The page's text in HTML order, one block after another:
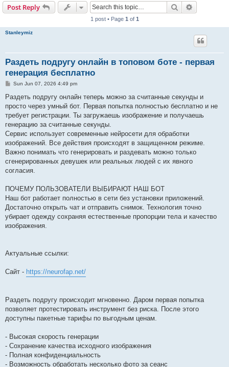
Post Reply Search
1 post • Page 1 of 1
Stanleymiz
Раздеть подругу онлайн в топовом боте - первая
генерация бесплатно
P
s
Sun Jun 07, 2026 4:49 pm
Раздеть подругу онлайн теперь можно за считанные секунды и
просто через умный бот. Первая попытка полностью бесплатно и не
требует регистрации. Ты загружаешь изображение и получаешь
генерацию за считанные секунды.
Сервис использует современные нейросети для обработки
изображений. Все действия происходят в защищенном режиме.
Важно понимать что генерировать и раздевать можно только
сгенерированных девушек или реальных людей с их явного
согласия.
ПОЧЕМУ ПОЛЬЗОВАТЕЛИ ВЫБИРАЮТ НАШ БОТ
Наш бот работает полностью в сети без установки приложений.
Достаточно открыть чат и отправить снимок. Технология точно
убирает одежду сохраняя естественные пропорции тела и качество
изображения.
Актуальныe ссылки:
Сайт - https://neurofap.net/
Раздеть подругу происходит мгновенно. Даром первая попытка
позволяет протестировать инструмент без риска. После этого
доступны пакетные тарифы по выгодным ценам.
- Высокая скорость генерации
- Сохранение качества исходного изображения
- Полная конфиденциальность
- Возможность обработать несколько фото за сеанс